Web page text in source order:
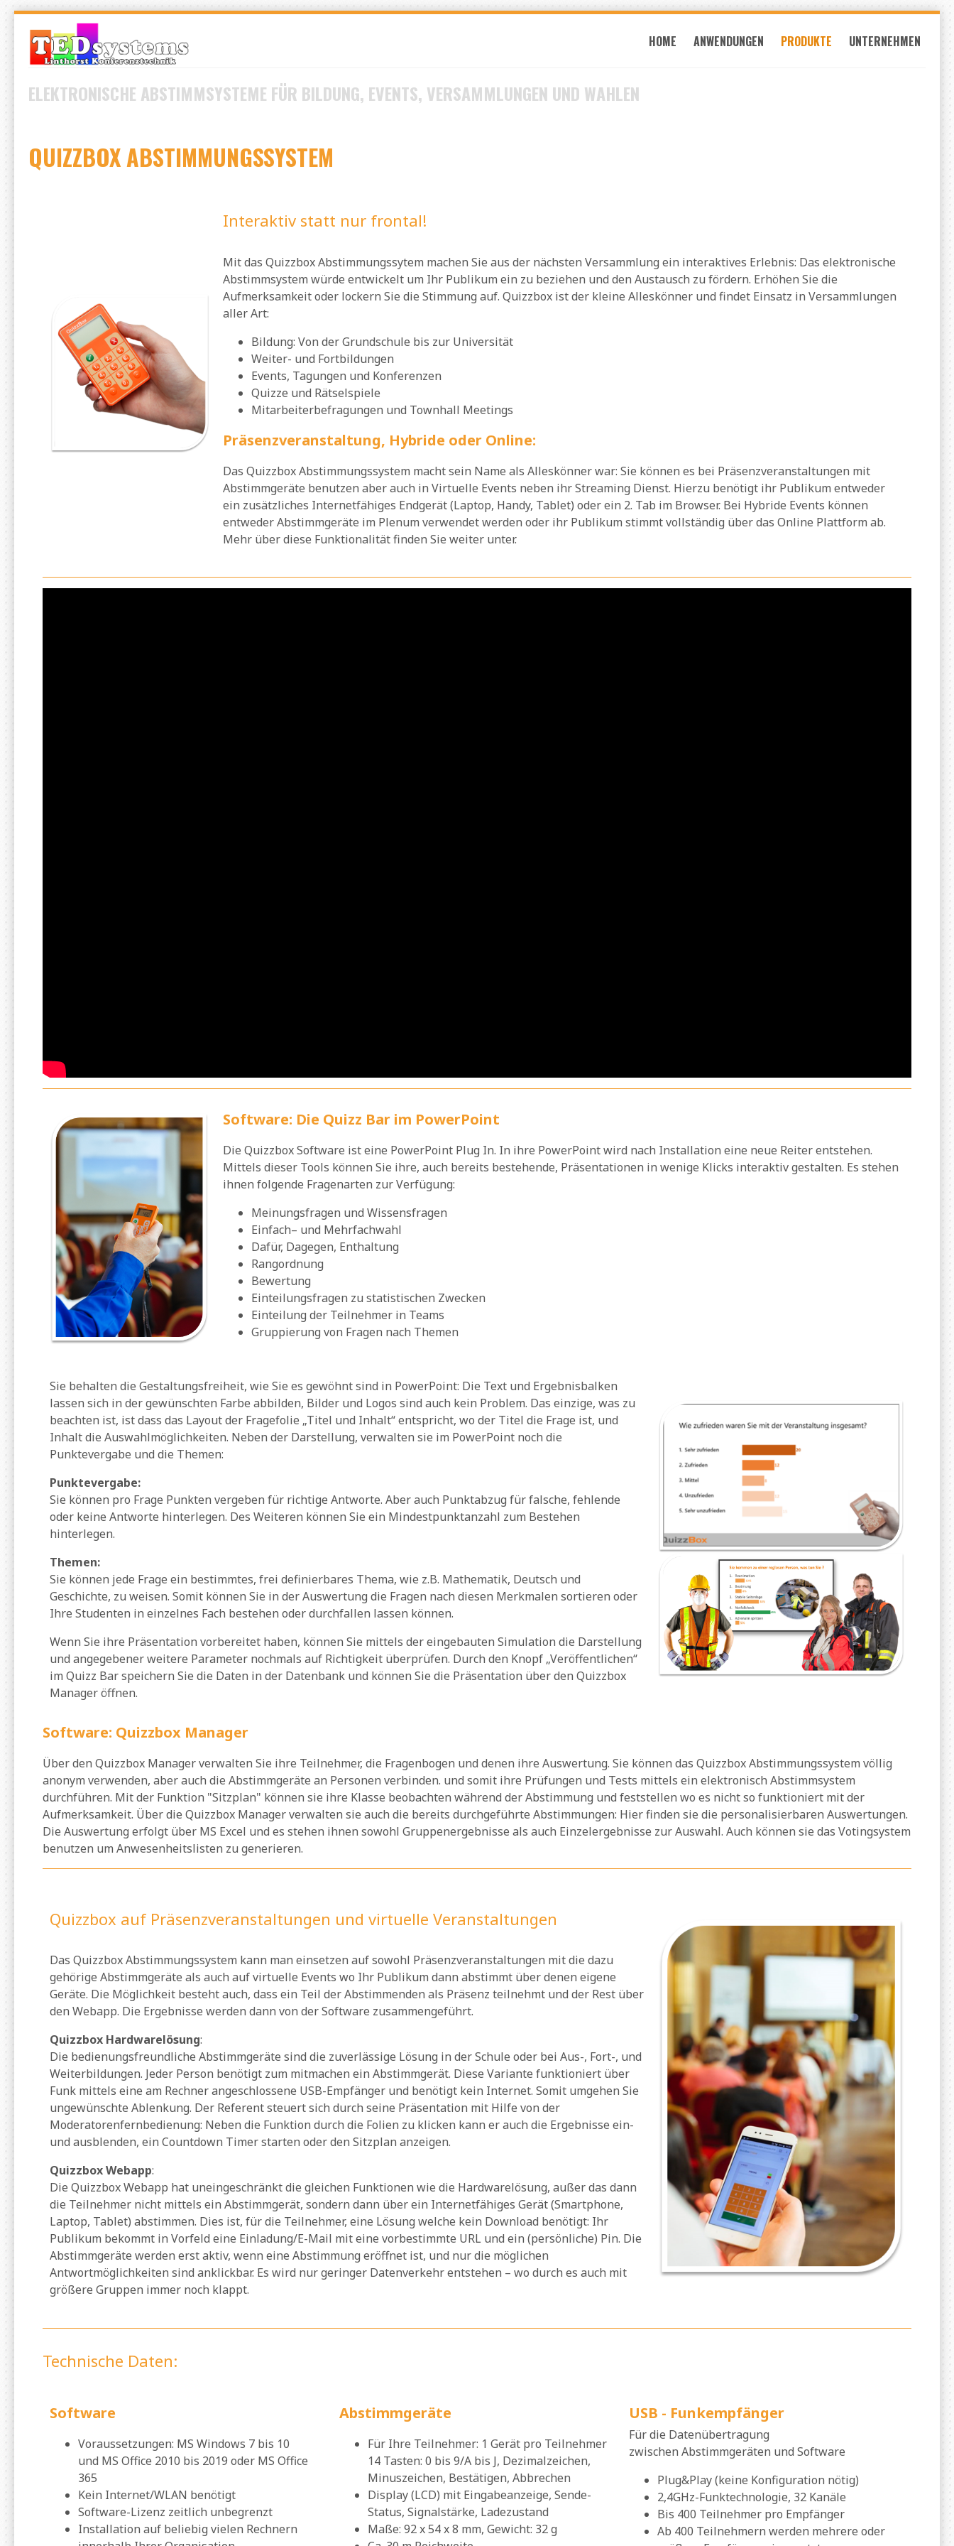
navigation
HOME ANWENDUNGEN PRODUKTE UNTERNEHMEN
ELEKTRONISCHE ABSTIMMSYSTEME FÜR BILDUNG, EVENTS, VERSAMMLUNGEN UND WAHLEN
QUIZZBOX ABSTIMMUNGSSYSTEM
Interaktiv statt nur frontal!
Mit das Quizzbox Abstimmungssytem machen Sie aus der nächsten Versammlung ein interaktives Erlebnis: Das elektronische
Abstimmsystem würde entwickelt um Ihr Publikum ein zu beziehen und den Austausch zu fördern. Erhöhen Sie die
Aufmerksamkeit oder lockern Sie die Stimmung auf. Quizzbox ist der kleine Alleskönner und findet Einsatz in Versammlungen
aller Art:
Bildung: Von der Grundschule bis zur Universität
Weiter- und Fortbildungen
Events, Tagungen und Konferenzen
Quizze und Rätselspiele
Mitarbeiterbefragungen und Townhall Meetings
Präsenzveranstaltung, Hybride oder Online:
Das Quizzbox Abstimmungssystem macht sein Name als Alleskönner war: Sie können es bei Präsenzveranstaltungen mit
Abstimmgeräte benutzen aber auch in Virtuelle Events neben ihr Streaming Dienst. Hierzu benötigt ihr Publikum entweder
ein zusätzliches Internetfähiges Endgerät (Laptop, Handy, Tablet) oder ein 2. Tab im Browser. Bei Hybride Events können
entweder Abstimmgeräte im Plenum verwendet werden oder ihr Publikum stimmt vollständig über das Online Plattform ab.
Mehr über diese Funktionalität finden Sie weiter unter.
Software: Die Quizz Bar im PowerPoint
Die Quizzbox Software ist eine PowerPoint Plug In. In ihre PowerPoint wird nach Installation eine neue Reiter entstehen.
Mittels dieser Tools können Sie ihre, auch bereits bestehende, Präsentationen in wenige Klicks interaktiv gestalten. Es stehen
ihnen folgende Fragenarten zur Verfügung:
Meinungsfragen und Wissensfragen
Einfach– und Mehrfachwahl
Dafür, Dagegen, Enthaltung
Rangordnung
Bewertung
Einteilungsfragen zu statistischen Zwecken
Einteilung der Teilnehmer in Teams
Gruppierung von Fragen nach Themen
Sie behalten die Gestaltungsfreiheit, wie Sie es gewöhnt sind in PowerPoint: Die Text und Ergebnisbalken
lassen sich in der gewünschten Farbe abbilden, Bilder und Logos sind auch kein Problem. Das einzige, was zu
beachten ist, ist dass das Layout der Fragefolie „Titel und Inhalt“ entspricht, wo der Titel die Frage ist, und
Inhalt die Auswahlmöglichkeiten. Neben der Darstellung, verwalten sie im PowerPoint noch die
Punktevergabe und die Themen:
Punktevergabe:
Sie können pro Frage Punkten vergeben für richtige Antworte. Aber auch Punktabzug für falsche, fehlende
oder keine Antworte hinterlegen. Des Weiteren können Sie ein Mindestpunktanzahl zum Bestehen
hinterlegen.
Themen:
Sie können jede Frage ein bestimmtes, frei definierbares Thema, wie z.B. Mathematik, Deutsch und
Geschichte, zu weisen. Somit können Sie in der Auswertung die Fragen nach diesen Merkmalen sortieren oder
Ihre Studenten in einzelnes Fach bestehen oder durchfallen lassen können.
Wenn Sie ihre Präsentation vorbereitet haben, können Sie mittels der eingebauten Simulation die Darstellung
und angegebener weitere Parameter nochmals auf Richtigkeit überprüfen. Durch den Knopf „Veröffentlichen“
im Quizz Bar speichern Sie die Daten in der Datenbank und können Sie die Präsentation über den Quizzbox
Manager öffnen.
Software: Quizzbox Manager
Über den Quizzbox Manager verwalten Sie ihre Teilnehmer, die Fragenbogen und denen ihre Auswertung. Sie können das Quizzbox Abstimmungssystem völlig
anonym verwenden, aber auch die Abstimmgeräte an Personen verbinden. und somit ihre Prüfungen und Tests mittels ein elektronisch Abstimmsystem
durchführen. Mit der Funktion "Sitzplan" können sie ihre Klasse beobachten während der Abstimmung und feststellen wo es nicht so funktioniert mit der
Aufmerksamkeit. Über die Quizzbox Manager verwalten sie auch die bereits durchgeführte Abstimmungen: Hier finden sie die personalisierbaren Auswertungen.
Die Auswertung erfolgt über MS Excel und es stehen ihnen sowohl Gruppenergebnisse als auch Einzelergebnisse zur Auswahl. Auch können sie das Votingsystem
benutzen um Anwesenheitslisten zu generieren.
Quizzbox auf Präsenzveranstaltungen und virtuelle Veranstaltungen
Das Quizzbox Abstimmungssystem kann man einsetzen auf sowohl Präsenzveranstaltungen mit die dazu
gehörige Abstimmgeräte als auch auf virtuelle Events wo Ihr Publikum dann abstimmt über denen eigene
Geräte. Die Möglichkeit besteht auch, dass ein Teil der Abstimmenden als Präsenz teilnehmt und der Rest über
den Webapp. Die Ergebnisse werden dann von der Software zusammengeführt.
Quizzbox Hardwarelösung:
Die bedienungsfreundliche Abstimmgeräte sind die zuverlässige Lösung in der Schule oder bei Aus-, Fort-, und
Weiterbildungen. Jeder Person benötigt zum mitmachen ein Abstimmgerät. Diese Variante funktioniert über
Funk mittels eine am Rechner angeschlossene USB-Empfänger und benötigt kein Internet. Somit umgehen Sie
ungewünschte Ablenkung. Der Referent steuert sich durch seine Präsentation mit Hilfe von der
Moderatorenfernbedienung: Neben die Funktion durch die Folien zu klicken kann er auch die Ergebnisse ein-
und ausblenden, ein Countdown Timer starten oder den Sitzplan anzeigen.
Quizzbox Webapp:
Die Quizzbox Webapp hat uneingeschränkt die gleichen Funktionen wie die Hardwarelösung, außer das dann
die Teilnehmer nicht mittels ein Abstimmgerät, sondern dann über ein Internetfähiges Gerät (Smartphone,
Laptop, Tablet) abstimmen. Dies ist, für die Teilnehmer, eine Lösung welche kein Download benötigt: Ihr
Publikum bekommt in Vorfeld eine Einladung/E-Mail mit eine vorbestimmte URL und ein (persönliche) Pin. Die
Abstimmgeräte werden erst aktiv, wenn eine Abstimmung eröffnet ist, und nur die möglichen
Antwortmöglichkeiten sind anklickbar. Es wird nur geringer Datenverkehr entstehen – wo durch es auch mit
größere Gruppen immer noch klappt.
Technische Daten:
Software
Voraussetzungen: MS Windows 7 bis 10
und MS Office 2010 bis 2019 oder MS Office
365
Kein Internet/WLAN benötigt
Software-Lizenz zeitlich unbegrenzt
Installation auf beliebig vielen Rechnern
Abstimmgeräte
Für Ihre Teilnehmer: 1 Gerät pro Teilnehmer
14 Tasten: 0 bis 9/A bis J, Dezimalzeichen,
Minuszeichen, Bestätigen, Abbrechen
Display (LCD) mit Eingabeanzeige, Sende-
Status, Signalstärke, Ladezustand
Maße: 92 x 54 x 8 mm, Gewicht: 32 g
USB - Funkempfänger
Für die Datenübertragung
zwischen Abstimmgeräten und Software
Plug&Play (keine Konfiguration nötig)
2,4GHz-Funktechnologie, 32 Kanäle
Bis 400 Teilnehmer pro Empfänger
Ab 400 Teilnehmern werden mehrere oder